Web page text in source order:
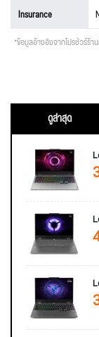
Insurance
*ข้อมูลอ้างอิงจากโปรชัวร์ร้
ดูล่าสุด